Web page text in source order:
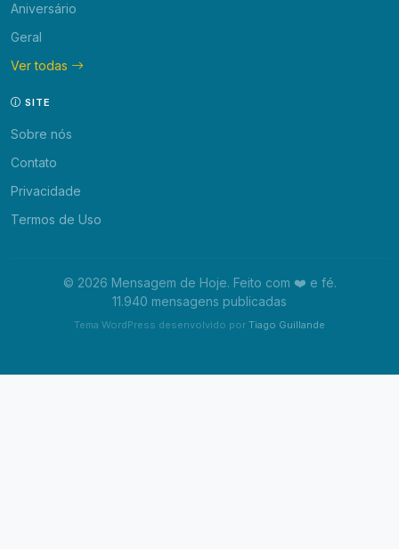
Aniversário
Geral
Ver todas
SITE
Sobre nós
Contato
Privacidade
Termos de Uso
© 2026 Mensagem de Hoje. Feito com ❤️ e fé.
11.940 mensagens publicadas
Tema WordPress desenvolvido por Tiago Guillande